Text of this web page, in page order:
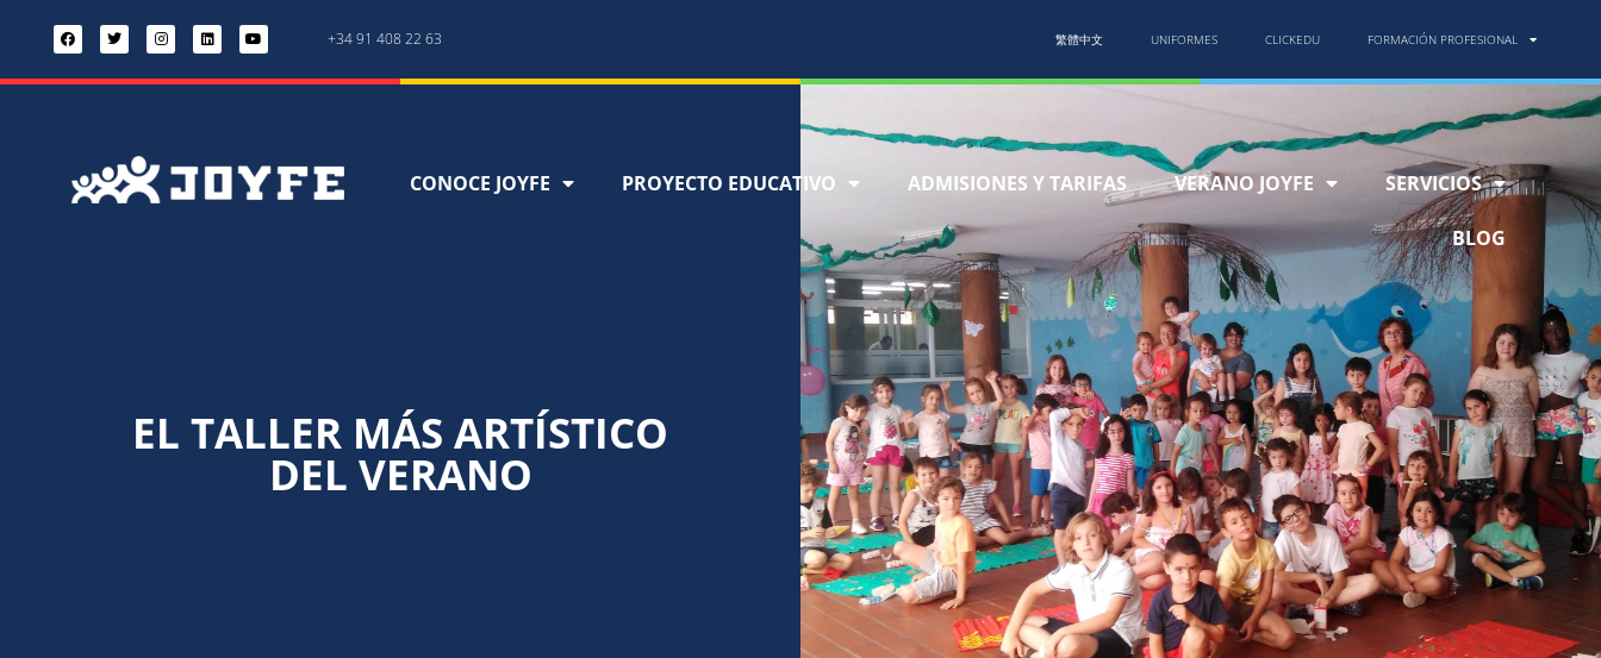
+34 91 408 22 63 繁體中文 UNIFORMES CLICKEDU FORMACIÓN PROFESIONAL
CONOCE JOYFE PROYECTO EDUCATIVO ADMISIONES Y TARIFAS VERANO JOYFE SERVICIOS
BLOG
EL TALLER MÁS ARTÍSTICO
DEL VERANO